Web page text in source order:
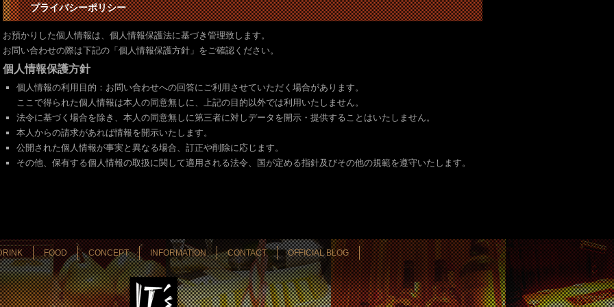
プライバシーポリシー
お預かりした個人情報は、個人情報保護法に基づき管理致します。
お問い合わせの際は下記の「個人情報保護方針」をご確認ください。
個人情報保護方針
個人情報の利用目的：お問い合わせへの回答にご利用させていただく場合があります。
ここで得られた個人情報は本人の同意無しに、上記の目的以外では利用いたしません。
法令に基づく場合を除き、本人の同意無しに第三者に対しデータを開示・提供することはいたしません。
本人からの請求があれば情報を開示いたします。
公開された個人情報が事実と異なる場合、訂正や削除に応じます。
その他、保有する個人情報の取扱に関して適用される法令、国が定める指針及びその他の規範を遵守いたします。
FOOD CONCEPT INFORMATION CONTACT OFFICIAL BLOG